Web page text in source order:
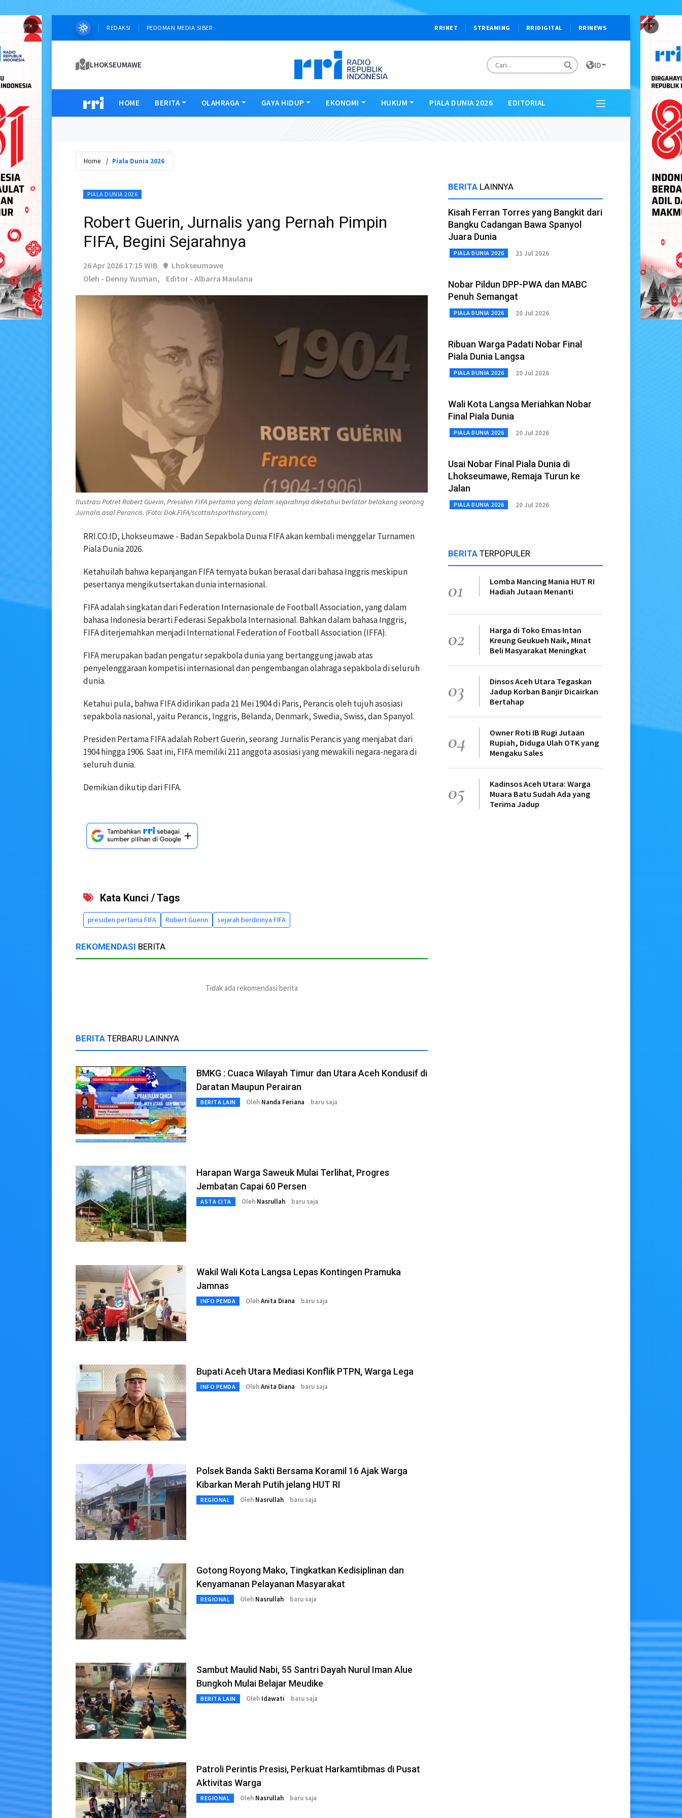
× ×
REDAKSI PEDOMAN MEDIA SIBER RRINET STREAMING RRIDIGITAL RRINEWS
LHOKSEUMAWE ID
HOME BERITA OLAHRAGA GAYA HIDUP EKONOMI HUKUM PIALA DUNIA 2026 EDITORIAL
Home Piala Dunia 2026
PIALA DUNIA 2026
Robert Guerin, Jurnalis yang Pernah Pimpin
FIFA, Begini Sejarahnya
26 Apr 2026 17:15 WIB
Lhokseumawe
Oleh - Denny Yusman,
Editor - Albarra Maulana
Ilustrasi Potret Robert Guerin, Presiden FIFA pertama yang dalam sejarahnya diketahui berlatar belakang seorang
Jurnalis asal Perancis. (Foto: Dok.FIFA/scottishsporthistory.com).
RRI.CO.ID, Lhokseumawe - Badan Sepakbola Dunia FIFA akan kembali menggelar Turnamen
Piala Dunia 2026.
Ketahuilah bahwa kepanjangan FIFA ternyata bukan berasal dari bahasa Inggris meskipun
pesertanya mengikutsertakan dunia internasional.
FIFA adalah singkatan dari Federation Internasionale de Football Association, yang dalam
bahasa Indonesia berarti Federasi Sepakbola Internasional. Bahkan dalam bahasa Inggris,
FIFA diterjemahkan menjadi International Federation of Football Association (IFFA).
FIFA merupakan badan pengatur sepakbola dunia yang bertanggung jawab atas
penyelenggaraan kompetisi internasional dan pengembangan olahraga sepakbola di seluruh
dunia.
Ketahui pula, bahwa FIFA didirikan pada 21 Mei 1904 di Paris, Perancis oleh tujuh asosiasi
sepakbola nasional, yaitu Perancis, Inggris, Belanda, Denmark, Swedia, Swiss, dan Spanyol.
Presiden Pertama FIFA adalah Robert Guerin, seorang Jurnalis Perancis yang menjabat dari
1904 hingga 1906. Saat ini, FIFA memiliki 211 anggota asosiasi yang mewakili negara-negara di
seluruh dunia.
Demikian dikutip dari FIFA.
Kata Kunci / Tags
presiden pertama FIFA Robert Guerin sejarah berdirinya FIFA
REKOMENDASI BERITA
Tidak ada rekomendasi berita
BERITA TERBARU LAINNYA
BMKG : Cuaca Wilayah Timur dan Utara Aceh Kondusif di
Daratan Maupun Perairan
BERITA LAIN Oleh Nanda Feriana baru saja
Harapan Warga Saweuk Mulai Terlihat, Progres
Jembatan Capai 60 Persen
ASTA CITA Oleh Nasrullah baru saja
Wakil Wali Kota Langsa Lepas Kontingen Pramuka
Jamnas
INFO PEMDA OlehAnita Diana baru saja
Bupati Aceh Utara Mediasi Konflik PTPN, Warga Lega
INFO PEMDA OlehAnita Diana baru saja
Polsek Banda Sakti Bersama Koramil 16 Ajak Warga
Kibarkan Merah Putih jelang HUT RI
REGIONAL Oleh Nasrullah baru saja
Gotong Royong Mako, Tingkatkan Kedisiplinan dan
Kenyamanan Pelayanan Masyarakat
REGIONAL Oleh Nasrullah baru saja
Sambut Maulid Nabi, 55 Santri Dayah Nurul Iman Alue
Bungkoh Mulai Belajar Meudike
BERITA LAIN Oleh Idawati baru saja
Patroli Perintis Presisi, Perkuat Harkamtibmas di Pusat
Aktivitas Warga
REGIONAL Oleh Nasrullah baru saja
BERITA LAINNYA
Kisah Ferran Torres yang Bangkit dari
Bangku Cadangan Bawa Spanyol
Juara Dunia
PIALA DUNIA 2026 21 Jul 2026
Nobar Pildun DPP-PWA dan MABC
Penuh Semangat
PIALA DUNIA 2026 20 Jul 2026
Ribuan Warga Padati Nobar Final
Piala Dunia Langsa
PIALA DUNIA 2026 20 Jul 2026
Wali Kota Langsa Meriahkan Nobar
Final Piala Dunia
PIALA DUNIA 2026 20 Jul 2026
Usai Nobar Final Piala Dunia di
Lhokseumawe, Remaja Turun ke
Jalan
PIALA DUNIA 2026 20 Jul 2026
BERITA TERPOPULER
01
Lomba Mancing Mania HUT RI
Hadiah Jutaan Menanti
02
Harga di Toko Emas Intan
Kreung Geukueh Naik, Minat
Beli Masyarakat Meningkat
03
Dinsos Aceh Utara Tegaskan
Jadup Korban Banjir Dicairkan
Bertahap
04
Owner Roti IB Rugi Jutaan
Rupiah, Diduga Ulah OTK yang
Mengaku Sales
05
Kadinsos Aceh Utara: Warga
Muara Batu Sudah Ada yang
Terima Jadup